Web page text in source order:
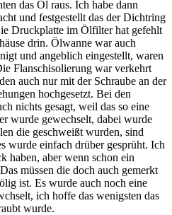
das Öl raus. Ich habe dann
und festgestellt das der Dichtring
Druckplatte im Ölfilter hat gefehlt
drin. Ölwanne war auch
und angeblich eingestellt, waren
Flanschisolierung war verkehrt
auch nur mit der Schraube an der
hochgesetzt. Bei den
nichts gesagt, weil das so eine
wurde gewechselt, dabei wurde
die geschweißt wurden, sind
wurde einfach drüber gesprüht. Ich
haben, aber wenn schon ein
müssen die doch auch gemerkt
ist. Es wurde auch noch eine
ich hoffe das wenigsten das
wurde.